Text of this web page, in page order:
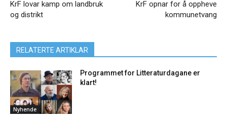
KrF lovar kamp om landbruk
og distrikt
KrF opnar for å oppheve
kommunetvang
RELATERTE ARTIKLAR
Nyhende
Programmet for Litteraturdagane er
klart!